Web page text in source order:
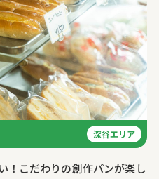
深谷エリア
！こだわりの創作パンが楽し